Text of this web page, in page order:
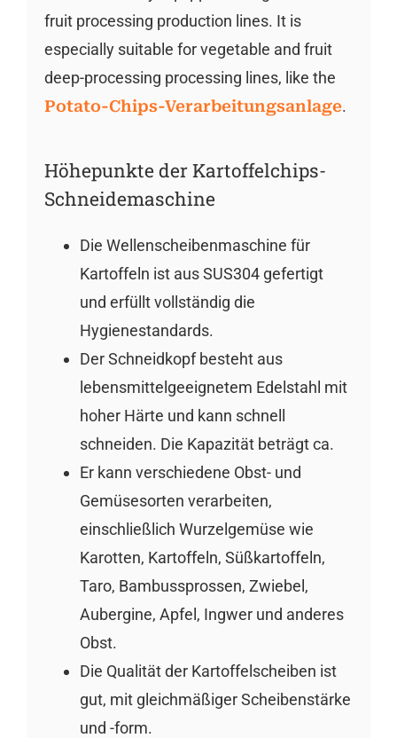
fruit processing production lines. It is
especially suitable for vegetable and fruit
deep-processing processing lines, like the
Potato-Chips-Verarbeitungsanlage.
Höhepunkte der Kartoffelchips-
Schneidemaschine
Die Wellenscheibenmaschine für
Kartoffeln ist aus SUS304 gefertigt
und erfüllt vollständig die
Hygienestandards.
Der Schneidkopf besteht aus
lebensmittelgeeignetem Edelstahl mit
hoher Härte und kann schnell
schneiden. Die Kapazität beträgt ca.
Er kann verschiedene Obst- und
Gemüsesorten verarbeiten,
einschließlich Wurzelgemüse wie
Karotten, Kartoffeln, Süßkartoffeln,
Taro, Bambussprossen, Zwiebel,
Aubergine, Apfel, Ingwer und anderes
Obst.
Die Qualität der Kartoffelscheiben ist
gut, mit gleichmäßiger Scheibenstärke
und -form.